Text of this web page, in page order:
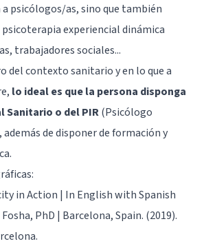
psicólogos/as, sino que también
experiencial dinámica
trabajadores sociales...
del contexto sanitario y en lo que a
lo ideal es que la persona disponga
Sanitario o del PIR(Psicólogo
de disponer de formación y
in Action | In English with Spanish
PhD | Barcelona, Spain. (2019).